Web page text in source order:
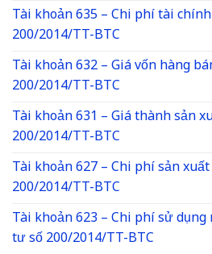
Tài khoản 635 – Chi phí tài
200/2014/TT-BTC
Tài khoản 632 – Giá vốn hàng
200/2014/TT-BTC
Tài khoản 631 – Giá thành sản
200/2014/TT-BTC
Tài khoản 627 – Chi phí sản
200/2014/TT-BTC
Tài khoản 623 – Chi phí sử
tư số 200/2014/TT-BTC